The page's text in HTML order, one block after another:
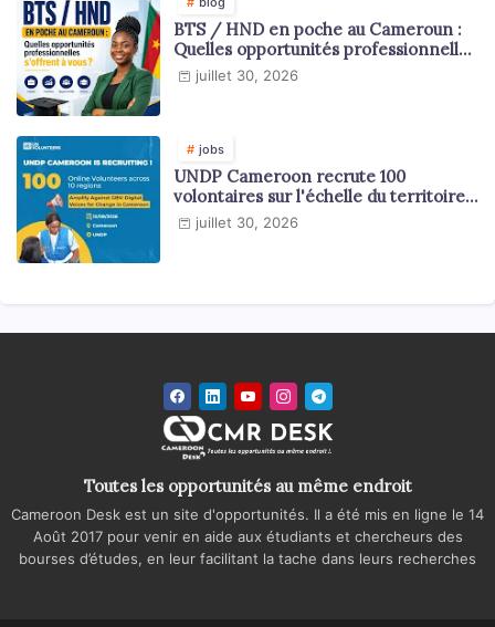
BTS / HND en poche au Cameroun :
Quelles opportunités professionnelles
s'offrent à vous ?
juillet 30, 2026
jobs
UNDP Cameroon recrute 100
volontaires sur l'échelle du territoire
national
juillet 30, 2026
Toutes les opportunités au même endroit
Cameroon Desk est un site d'opportunités. Il a été mis en ligne le 14
Août 2017 pour venir en aide aux étudiants et chercheurs des
bourses d’études, en leur facilitant la tache dans leurs recherches